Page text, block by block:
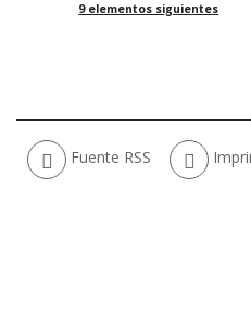
9 elementos siguientes
Acciones
de
Fuente RSS